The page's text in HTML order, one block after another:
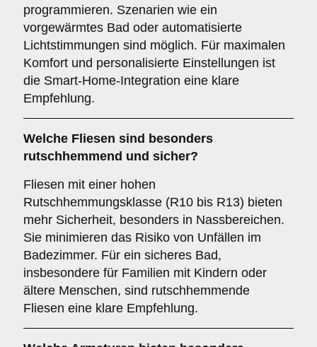
programmieren. Szenarien wie ein
vorgewärmtes Bad oder automatisierte
Lichtstimmungen sind möglich. Für maximalen
Komfort und personalisierte Einstellungen ist
die Smart-Home-Integration eine klare
Empfehlung.
Welche Fliesen sind besonders
rutschhemmend und sicher?
Fliesen mit einer hohen
Rutschhemmungsklasse (R10 bis R13) bieten
mehr Sicherheit, besonders in Nassbereichen.
Sie minimieren das Risiko von Unfällen im
Badezimmer. Für ein sicheres Bad,
insbesondere für Familien mit Kindern oder
ältere Menschen, sind rutschhemmende
Fliesen eine klare Empfehlung.